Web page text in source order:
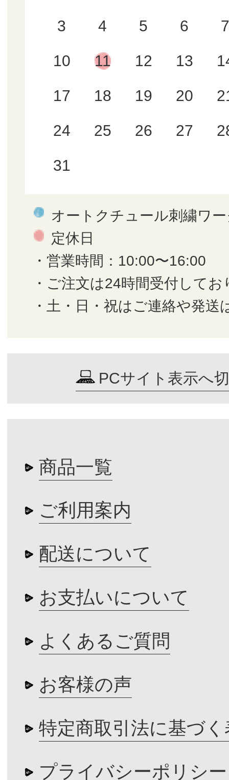
3 4 5 6 7
10 11 12 13
17 18 19 20
24 25 26 27
31
オートクチュール刺繍ワ
定休日
・営業時間：10:00〜16:00
・ご注文は24時間受付してお
・土・日・祝はご連絡や発送
PCサイト表示へ
商品一覧
ご利用案内
配送について
お支払いについて
よくあるご質問
お客様の声
特定商取引法に基づく
プライバシーポリシー